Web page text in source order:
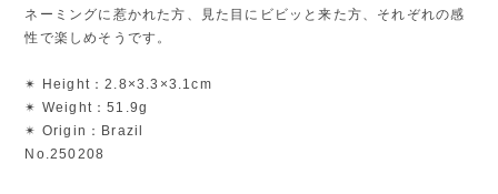
ネーミングに惹かれた方、見た目にビビッと来た方、それぞれの感
性で楽しめそうです。
✴︎ Height：2.8×3.3×3.1cm
✴︎ Weight：51.9g
✴︎ Origin：Brazil
No.250208